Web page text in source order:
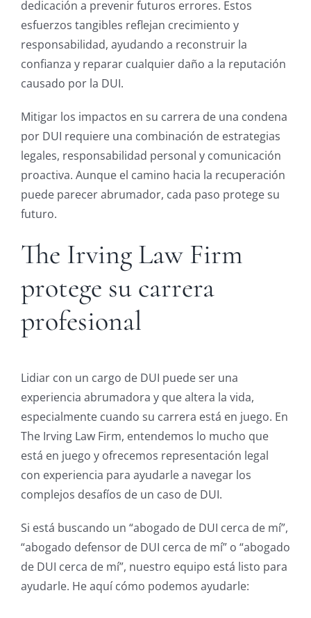
dedicación a prevenir futuros errores. Estos
esfuerzos tangibles reflejan crecimiento y
responsabilidad, ayudando a reconstruir la
confianza y reparar cualquier daño a la reputación
causado por la DUI.
Mitigar los impactos en su carrera de una condena
por DUI requiere una combinación de estrategias
legales, responsabilidad personal y comunicación
proactiva. Aunque el camino hacia la recuperación
puede parecer abrumador, cada paso protege su
futuro.
The Irving Law Firm
protege su carrera
profesional
Lidiar con un cargo de DUI puede ser una
experiencia abrumadora y que altera la vida,
especialmente cuando su carrera está en juego. En
The Irving Law Firm, entendemos lo mucho que
está en juego y ofrecemos representación legal
con experiencia para ayudarle a navegar los
complejos desafíos de un caso de DUI.
Si está buscando un “abogado de DUI cerca de mí”,
“abogado defensor de DUI cerca de mí” o “abogado
de DUI cerca de mí”, nuestro equipo está listo para
ayudarle. He aquí cómo podemos ayudarle: